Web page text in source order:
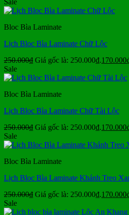
Bloc Bìa Laminate
Lịch Bloc Bìa Laminate Chữ Lộc
250.000₫ Giá gốc là: 250.000₫.170.000
Sale
Bloc Bìa Laminate
Lịch Bloc Bìa Laminate Chữ Tài Lộc
250.000₫ Giá gốc là: 250.000₫.170.000
Sale
Bloc Bìa Laminate
Lịch Bloc Bìa Laminate Khánh Treo
250.000₫ Giá gốc là: 250.000₫.170.000
Sale